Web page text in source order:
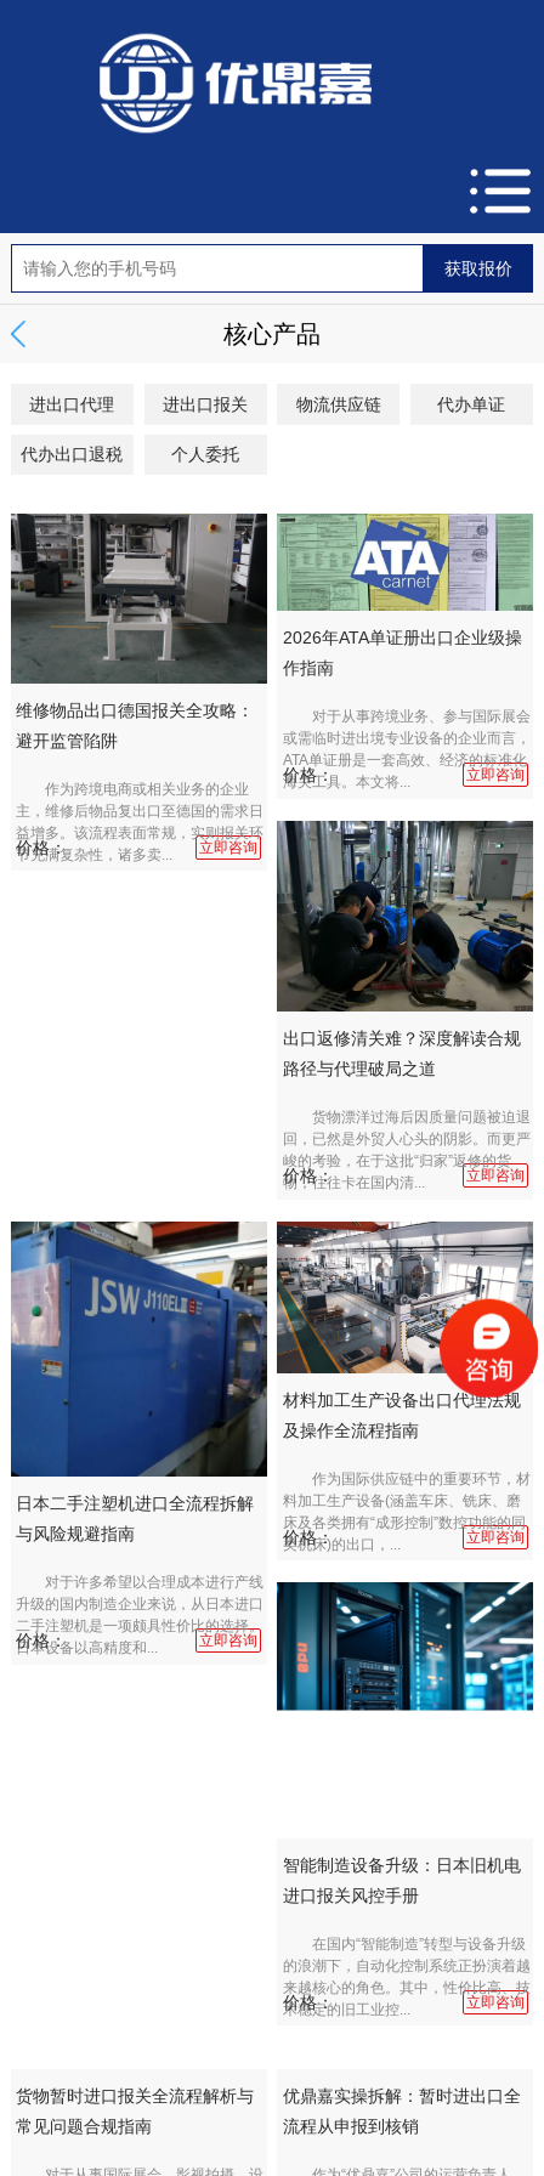
核心产品
进出口代理 进出口报关 物流供应链 代办单证
代办出口退税 个人委托
维修物品出口德国报关全攻略：
避开监管陷阱
作为跨境电商或相关业务的企业
主，维修后物品复出口至德国的需求日
益增多。该流程表面常规，实则报关环
节充满复杂性，诸多卖...
价格： 立即咨询
2026年ATA单证册出口企业级操
作指南
对于从事跨境业务、参与国际展会
或需临时进出境专业设备的企业而言，
ATA单证册是一套高效、经济的标准化
海关工具。本文将...
价格： 立即咨询
出口返修清关难？深度解读合规
路径与代理破局之道
货物漂洋过海后因质量问题被迫退
回，已然是外贸人心头的阴影。而更严
峻的考验，在于这批“归家”返修的货
物，往往卡在国内清...
价格： 立即咨询
日本二手注塑机进口全流程拆解
与风险规避指南
对于许多希望以合理成本进行产线
升级的国内制造企业来说，从日本进口
二手注塑机是一项颇具性价比的选择。
日本设备以高精度和...
价格： 立即咨询
材料加工生产设备出口代理法规
及操作全流程指南
作为国际供应链中的重要环节，材
料加工生产设备(涵盖车床、铣床、磨
床及各类拥有“成形控制”数控功能的同
类机床)的出口，...
价格： 立即咨询
智能制造设备升级：日本旧机电
进口报关风控手册
在国内“智能制造”转型与设备升级
的浪潮下，自动化控制系统正扮演着越
来越核心的角色。其中，性价比高、技
术稳定的旧工业控...
价格： 立即咨询
货物暂时进口报关全流程解析与
常见问题合规指南
优鼎嘉实操拆解：暂时进出口全
流程从申报到核销